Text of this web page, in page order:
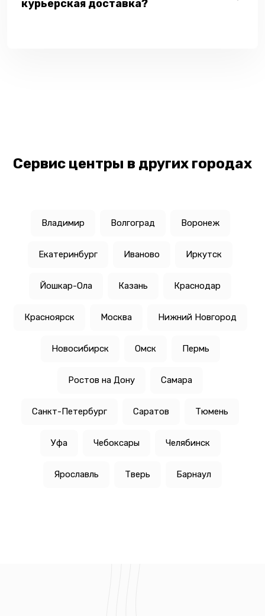
курьерская доставка?
Сервис центры в других городах
Владимир Волгоград Воронеж
Екатеринбург Иваново Иркутск
Йошкар-Ола Казань Краснодар
Красноярск Москва Нижний Новгород
Новосибирск Омск Пермь
Ростов на Дону Самара
Санкт-Петербург Саратов Тюмень
Уфа Чебоксары Челябинск
Ярославль Тверь Барнаул